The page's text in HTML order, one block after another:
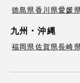
徳島県香川県愛媛県
九州・沖縄
福岡県佐賀県長崎県